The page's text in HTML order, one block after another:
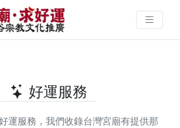
籠的好廟 | 拜好廟‧求
您有緣的信仰
好運服務
運服務，我們收錄台灣宮廟有提供那